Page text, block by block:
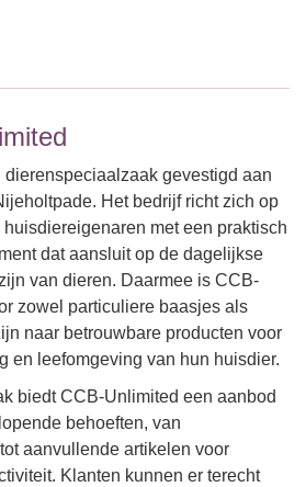
gevestigd aan
Het bedrijf richt zich op
met een praktisch
dat aansluit op de dagelijkse
van dieren. Daarmee is CCB-
zowel particuliere baasjes als
naar betrouwbare producten voor
en leefomgeving van hun huisdier.
biedt CCB-Unlimited een aanbod
behoeften, van
aanvullende artikelen voor
Klanten kunnen er terecht